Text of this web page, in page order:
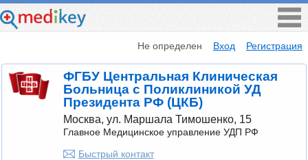
Не определен Вход Регистрация
ФГБУ Центральная Клиническая
Больница с Поликлиникой УД
Президента РФ (ЦКБ)
Москва, ул. Маршала Тимошенко, 15
Главное Медицинское управление УДП РФ
Быстрый контакт